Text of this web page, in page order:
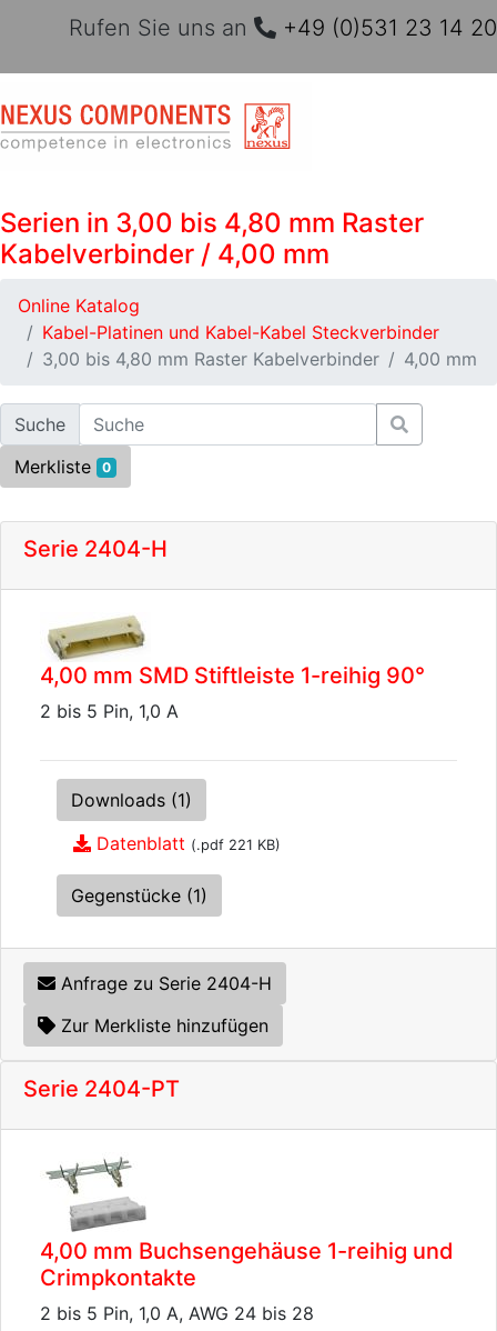
Rufen Sie uns an +49 (0)531 23 14 20
Serien in 3,00 bis 4,80 mm Raster
Kabelverbinder / 4,00 mm
Online Katalog
Kabel-Platinen und Kabel-Kabel Steckverbinder
3,00 bis 4,80 mm Raster Kabelverbinder
4,00 mm
Suche
Merkliste
0
Serie 2404-H
4,00 mm SMD Stiftleiste 1-reihig 90°
2 bis 5 Pin, 1,0 A
Downloads (1)
Datenblatt (.pdf 221 KB)
Gegenstücke (1)
Anfrage zu Serie 2404-H
Zur Merkliste hinzufügen
Serie 2404-PT
4,00 mm Buchsengehäuse 1-reihig und
Crimpkontakte
2 bis 5 Pin, 1,0 A, AWG 24 bis 28